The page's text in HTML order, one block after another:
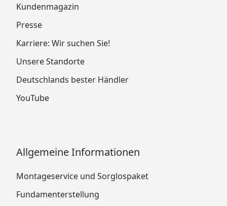
Kundenmagazin
Presse
Karriere: Wir suchen Sie!
Unsere Standorte
Deutschlands bester Händler
YouTube
Allgemeine Informationen
Montageservice und Sorglospaket
Fundamenterstellung